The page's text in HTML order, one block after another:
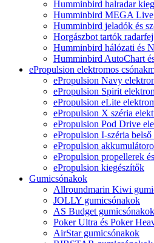
Humminbird halradar
Humminbird MEGA
Humminbird jeladók és
Horgászbot tartók
Humminbird hálózati és
Humminbird AutoChart
ePropulsion elektromos
ePropulsion Navy
ePropulsion Spirit
ePropulsion eLite
ePropulsion X széria
ePropulsion Pod Drive
ePropulsion I-széria
ePropulsion
ePropulsion propellerek
ePropulsion kiegészítők
Gumicsónakok
Allroundmarin Kiwi
JOLLY gumicsónakok
AS Budget gumicsónakok
Poker Ultra és Poker
AirStar gumicsónakok